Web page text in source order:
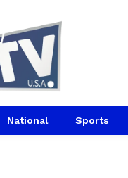
National Sports